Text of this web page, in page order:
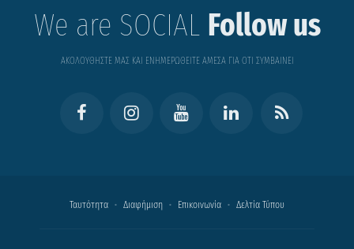
We are SOCIAL Follow us
ΑΚΟΛΟΥΘΗΣΤΕ ΜΑΣ ΚΑΙ ΕΝΗΜΕΡΩΘΕΙΤΕ ΑΜΕΣΑ ΓΙΑ ΟΤΙ ΣΥΜΒΑΙΝΕΙ
Ταυτότητα Διαφήμιση Επικοινωνία Δελτία Τύπου